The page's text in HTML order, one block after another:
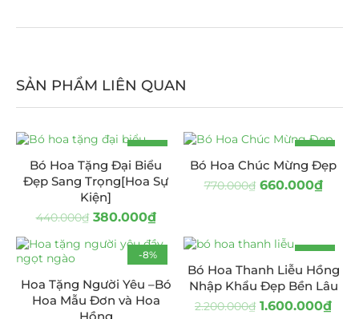
SẢN PHẨM LIÊN QUAN
-14%
Bó Hoa Tặng Đại Biểu
Đẹp Sang Trọng[Hoa Sự
Kiện]
440.000₫ 380.000₫
-14%
Bó Hoa Chúc Mừng Đẹp
770.000₫ 660.000₫
-8%
Hoa Tặng Người Yêu –Bó
Hoa Mẫu Đơn và Hoa
-27%
Bó Hoa Thanh Liễu Hồng
Nhập Khẩu Đẹp Bền Lâu
2.200.000₫ 1.600.000₫